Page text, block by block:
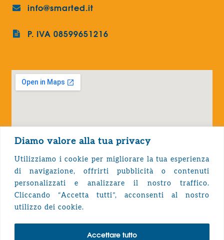
Diamo valore alla tua privacy
Utilizziamo i cookie per migliorare la tua esperienza
di navigazione, offrirti pubblicità o contenuti
personalizzati e analizzare il nostro traffico.
Cliccando “Accetta tutti”, acconsenti al nostro
utilizzo dei cookie.
Accettare tutto
info@smarted.it
P. IVA 08599651216
Privacy Policy